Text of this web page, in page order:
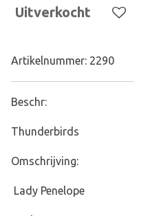
Uitverkocht
Artikelnummer: 2290
Beschr:
Thunderbirds
Omschrijving:
Lady Penelope